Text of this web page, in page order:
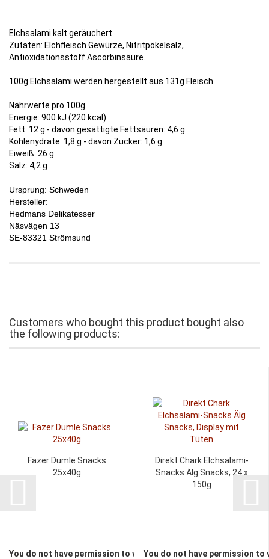
Elchsalami kalt geräuchert
Zutaten: Elchfleisch Gewürze, Nitritpökelsalz,
Antioxidationsstoff Ascorbinsäure.
100g Elchsalami werden hergestellt aus 131g Fleisch.
Nährwerte pro 100g
Energie: 900 kJ (220 kcal)
Fett: 12 g - davon gesättigte Fettsäuren: 4,6 g
Kohlenydrate: 1,8 g - davon Zucker: 1,6 g
Eiweiß: 26 g
Salz: 4,2 g
Ursprung: Schweden
Hersteller:
Hedmans Delikatesser
Näsvägen 13
SE-83321 Strömsund
Customers who bought this product bought also
the following products:
Fazer Dumle Snacks
25x40g
You do not have permission to view the prices
Direkt Chark Elchsalami-
Snacks Älg Snacks, 24 x
150g
You do not have permission to